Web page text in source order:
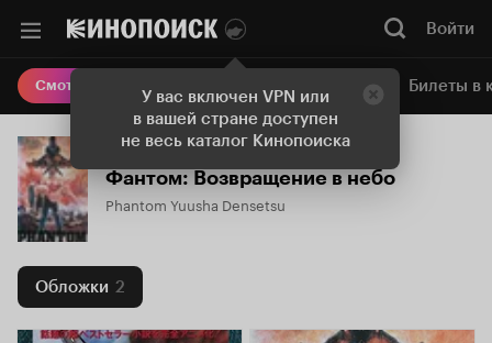
У вас включен VPN или
в вашей стране доступен
не весь каталог Кинопоиска
Войти
Смотреть кино Онлайн-кинотеатр Билеты в
Фантом: Возвращение в небо
Phantom Yuusha Densetsu
Обложки 2